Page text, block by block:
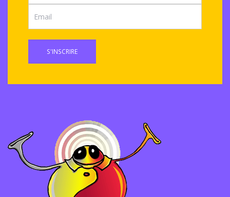
S'INSCRIRE